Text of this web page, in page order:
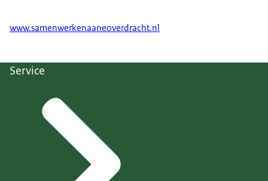
www.samenwerkenaaneoverdracht.nl
Service